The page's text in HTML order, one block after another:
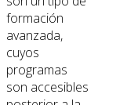
formación
avanzada,
cuyos
programas
son accesibles